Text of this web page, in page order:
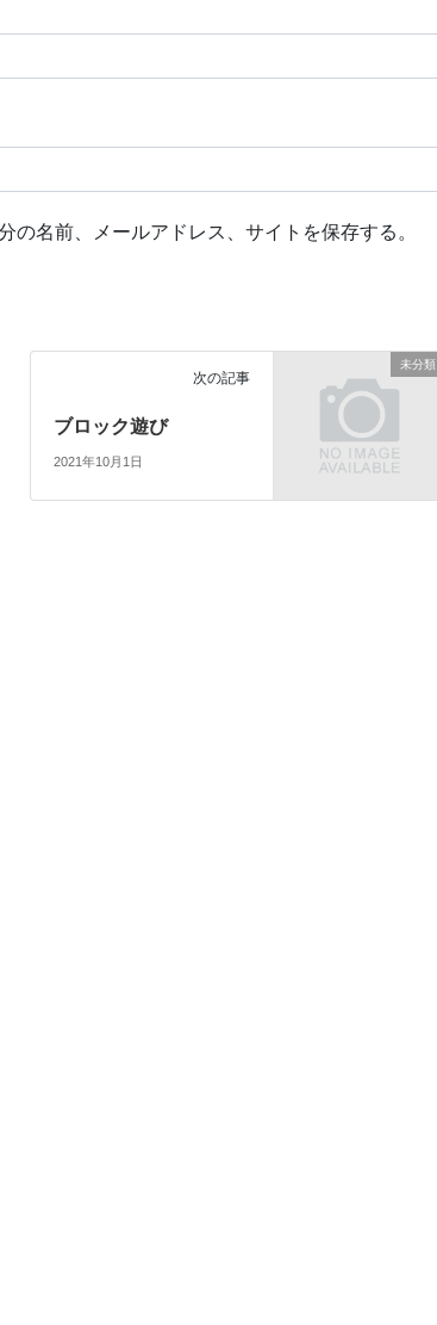
名前、メールアドレス、サイトを保存する。
未分類
次の記事
ブロック遊び
2021年10月1日